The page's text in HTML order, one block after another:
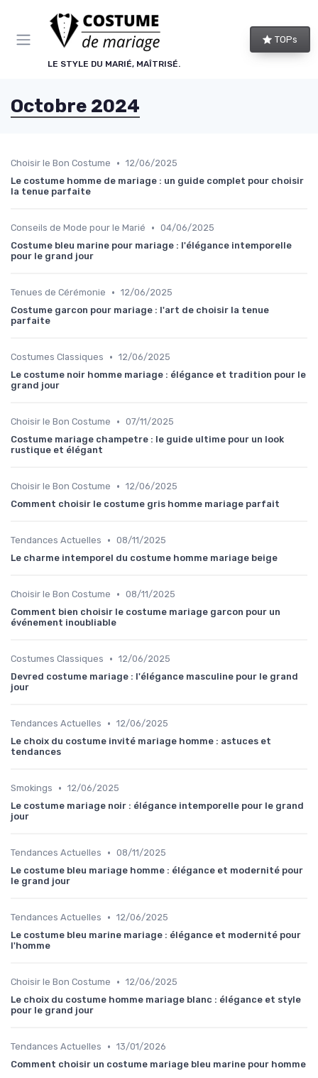
LE STYLE DU MARIÉ, MAÎTRISÉ.
TOPs
Octobre 2024
Choisir le Bon Costume • 12/06/2025
Le costume homme de mariage : un guide complet pour choisir
la tenue parfaite
Conseils de Mode pour le Marié • 04/06/2025
Costume bleu marine pour mariage : l'élégance intemporelle
pour le grand jour
Tenues de Cérémonie • 12/06/2025
Costume garcon pour mariage : l'art de choisir la tenue
parfaite
Costumes Classiques • 12/06/2025
Le costume noir homme mariage : élégance et tradition pour le
grand jour
Choisir le Bon Costume • 07/11/2025
Costume mariage champetre : le guide ultime pour un look
rustique et élégant
Choisir le Bon Costume • 12/06/2025
Comment choisir le costume gris homme mariage parfait
Tendances Actuelles • 08/11/2025
Le charme intemporel du costume homme mariage beige
Choisir le Bon Costume • 08/11/2025
Comment bien choisir le costume mariage garcon pour un
événement inoubliable
Costumes Classiques • 12/06/2025
Devred costume mariage : l'élégance masculine pour le grand
jour
Tendances Actuelles • 12/06/2025
Le choix du costume invité mariage homme : astuces et
tendances
Smokings • 12/06/2025
Le costume mariage noir : élégance intemporelle pour le grand
jour
Tendances Actuelles • 08/11/2025
Le costume bleu mariage homme : élégance et modernité pour
le grand jour
Tendances Actuelles • 12/06/2025
Le costume bleu marine mariage : élégance et modernité pour
l'homme
Choisir le Bon Costume • 12/06/2025
Le choix du costume homme mariage blanc : élégance et style
pour le grand jour
Tendances Actuelles • 13/01/2026
Comment choisir un costume mariage bleu marine pour homme